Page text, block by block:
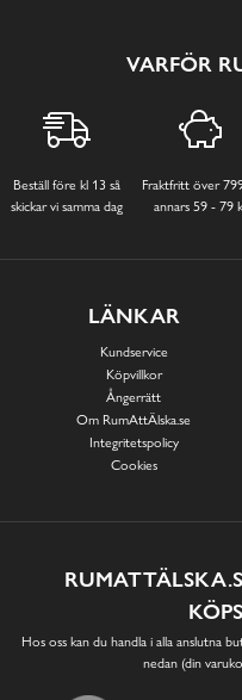
VARFÖR
Beställ före kl 13 så
skickar vi samma dag
Fraktfritt över
annars 59 - 79
LÄNKAR
Kundservice
Köpvillkor
Ångerrätt
Om RumAttÄlska.se
Integritetspolicy
Cookies
Hos oss kan du handla i alla anslutna
nedan (din